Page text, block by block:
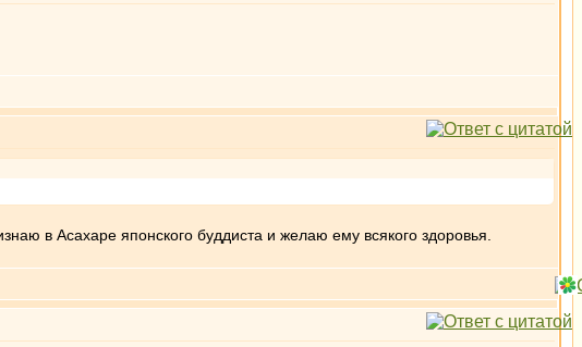
в Асахаре японского буддиста и желаю ему всякого здоровья.